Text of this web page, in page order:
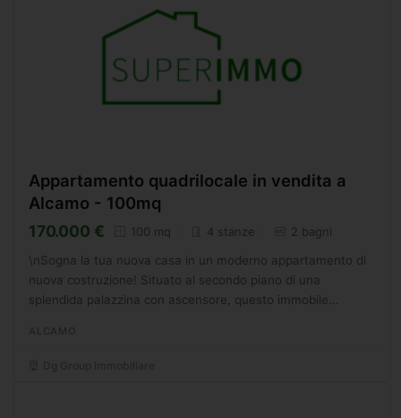
Appartamento quadrilocale in vendita a
Alcamo - 100mq
170.000 € 100 mq 4 stanze 2 bagni
\nSogna la tua nuova casa in un moderno appartamento di
nuova costruzione! Situato al secondo piano di una
splendida palazzina con ascensore, questo immobile